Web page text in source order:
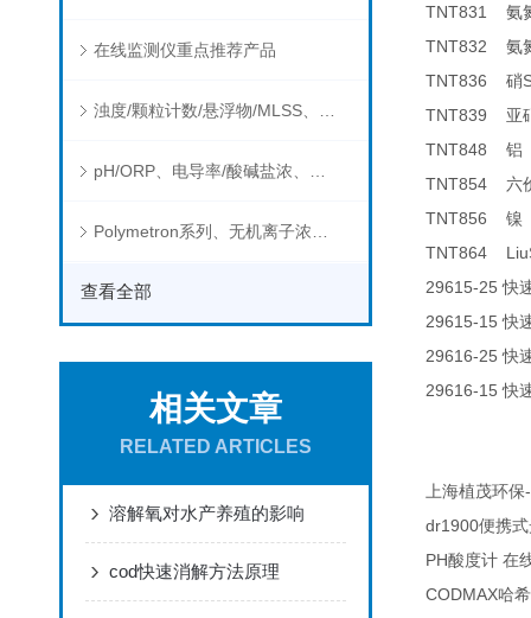
在线监测仪重点推荐产品
查看全部
相关文章
RELATED ARTICLES
溶解氧对水产养殖的影响
cod快速消解方法原理
TNT831 氨
TNT832 氨
TNT836 硝
TNT839 亚
TNT848 铝
TNT854 六
TNT856 镍
TNT864
29615-25快
29615-15快
29616-25快
29616-15快
上海植茂环保-
dr1900便携
PH酸度计 在
CODMAX哈